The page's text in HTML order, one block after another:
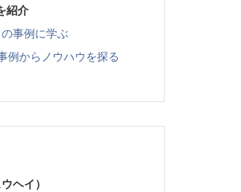
紹介
事例に学ぶ
からノウハウを探る
ヘイ）